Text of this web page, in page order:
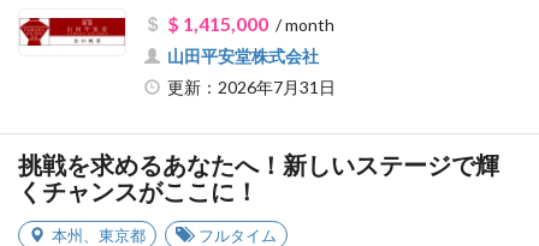
$ 1,415,000/ month
山田平安堂株式会社
更新：2026年7月31日
挑戦を求めるあなたへ！新しいステージで輝
くチャンスがここに！
本州 東京都 フルタイム